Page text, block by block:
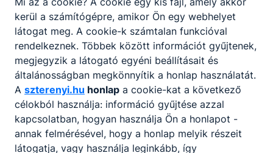
helyszínre utazás és a helyszínről hazautazás
ideje nem számítható be a teljesítésbe.
(7) A közösségi szolgálat során a tanuló
naplót köteles vezetni, amelyben rögzíti,
hogy mikor, hol, milyen időkeretben és milyen
tevékenységet folytatott.
(8) A közösségi szolgálat dokumentálásának
kötelező elemeként
a) a tanulónak közösségi szolgálati
jelentkezési lapot kell kitöltenie, amely
tartalmazza a közösségi szolgálatra való
kerül a számítógépre, amikor Ön egy webhelyet
látogat meg. A cookie-k számtalan funkcióval
rendelkeznek. Többek között információt gyűjtenek,
megjegyzik a látogató egyéni beállításait és
általánosságban megkönnyítik a honlap használatát.
A szterenyi.hu honlap a cookie-kat a következő
célokból használja: információ gyűjtése azzal
kapcsolatban, hogyan használja Ön a honlapot -
annak felmérésével, hogy a honlap melyik részeit
látogatja, vagy használja leginkább, így